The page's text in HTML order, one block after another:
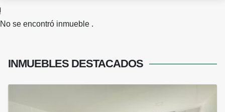
No se encontró inmueble .
INMUEBLES DESTACADOS